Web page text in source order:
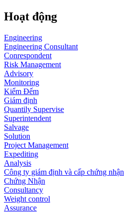
Hoạt động
Engineering
Engineering Consultant
Conrespondent
Risk Management
Advisory
Monitoring
Kiểm Đếm
Giám định
Quantily Supervise
Superintendent
Salvage
Solution
Project Management
Expediting
Analysis
Công ty giám định và cấp chứng nhận
Chứng Nhận
Consultancy
Weight control
Assurance